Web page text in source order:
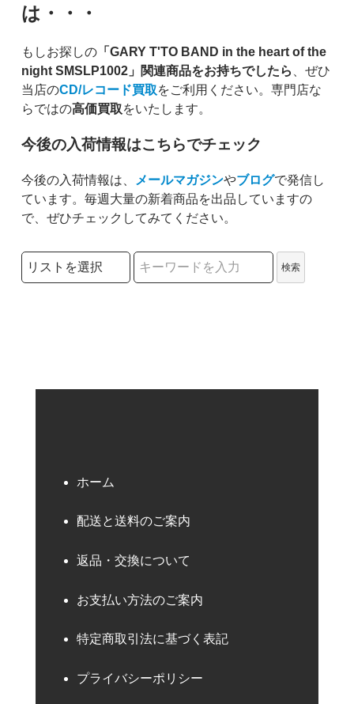
は・・・
もしお探しの「GARY T'TO BAND in the heart of the
night SMSLP1002」関連商品をお持ちでしたら 、ぜひ
当店のCD/レコード買取をご利用ください。専門店な
らではの高価買取をいたします。
今後の入荷情報はこちらでチェック
今後の入荷情報は、 メールマガジンやブログで発信し
ています。毎週大量の新着商品を出品していますの
で、ぜひチェックしてみてください。
検索リストの選択
検索
ホーム
配送と送料のご案内
返品・交換について
お支払い方法のご案内
特定商取引法に基づく表記
プライバシーポリシー